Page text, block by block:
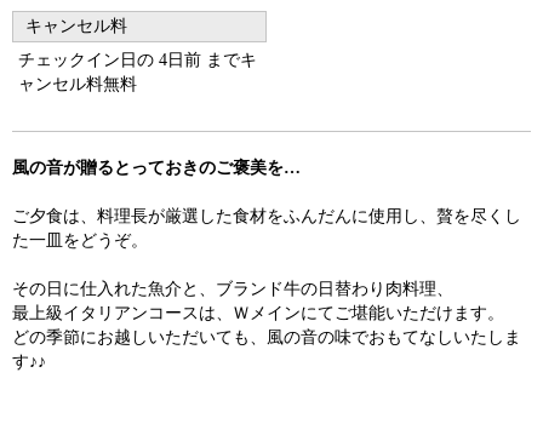
キャンセル料
チェックイン日の 4日前 までキ
ャンセル料無料
風の音が贈るとっておきのご褒美を…
ご夕食は、料理長が厳選した食材をふんだんに使用し、贅を尽くし
た一皿をどうぞ。
その日に仕入れた魚介と、ブランド牛の日替わり肉料理、
最上級イタリアンコースは、Ｗメインにてご堪能いただけます。
どの季節にお越しいただいても、風の音の味でおもてなしいたしま
す♪♪